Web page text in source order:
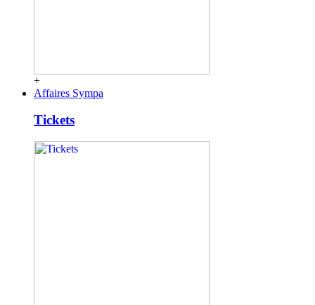
+
Affaires Sympa
Tickets